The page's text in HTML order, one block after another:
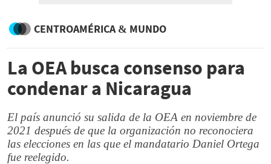
CENTROAMÉRICA & MUNDO
La OEA busca consenso para
condenar a Nicaragua
El país anunció su salida de la OEA en noviembre de
2021 después de que la organización no reconociera
las elecciones en las que el mandatario Daniel Ortega
fue reelegido.